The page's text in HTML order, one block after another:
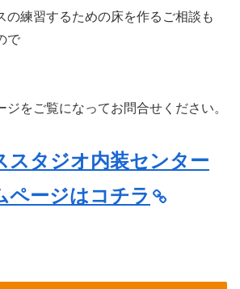
の練習するための床を作るご相談も
で
ジをご覧になってお問合せください。
タジオ内装センター
ページはコチラ